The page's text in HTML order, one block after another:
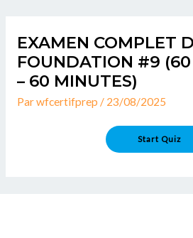
contenuEXAMEN COMPLET
FOUNDATION #9
– 60 MINUTES)
Parwfcertifprep / 23/08/2025